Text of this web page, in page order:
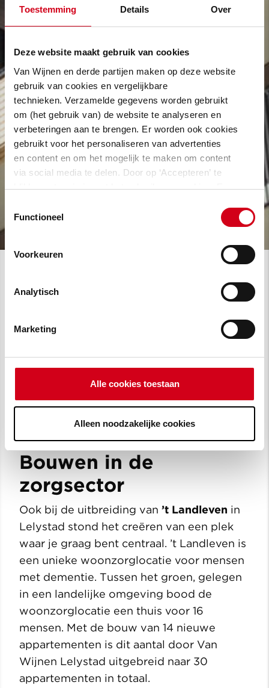
Toestemming Details Over
Deze website maakt gebruik van cookies
Van Wijnen en derde partijen maken op deze website
gebruik van cookies en vergelijkbare
technieken. Verzamelde gegevens worden gebruikt
om (het gebruik van) de website te analyseren en
verbeteringen aan te brengen. Er worden ook cookies
gebruikt voor het personaliseren van advertenties
en content en om het mogelijk te maken om content
via social media te delen. Door op ‘Accepteren’ te
klikken, stem je in met het gebruik van cookies. Een
vragen lees je in
Functioneel
Voorkeuren
Analytisch
Marketing
Alle cookies toestaan
Alleen noodzakelijke cookies
Bouwen in Flevoland
in heel Flevoland.
We zijn actief binnen de domeinen wonen,
werken, zorgen, recreëren én leren. Waar
we ook bouwen, samen bouwen we aan
voor eenbeter leven. Het creëren
van plekken waar je graag bent en jezelf
Bouwen in de
zorgsector
Ook bij de uitbreiding van ’t Landleven in
Lelystad stond het creëren van een plek
waar je graag bent centraal. ’t Landleven is
een unieke woonzorglocatie voor mensen
met dementie. Tussen het groen, gelegen
in een landelijke omgeving bood de
woonzorglocatie een thuis voor 16
mensen. Met de bouw van 14 nieuwe
appartementen is dit aantal door Van
Wijnen Lelystad uitgebreid naar 30
appartementen in totaal.